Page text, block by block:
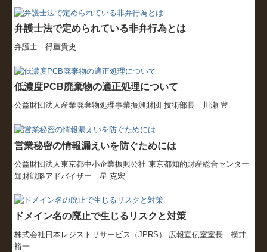
税務Q&A
個人情報保護方針
TKCシステムQ&A
弁護士法で定められている非弁行為とは
弁護士 得重貴史
低濃度PCB廃棄物の適正処理について
公益財団法人産業廃棄物処理事業振興財団 技術部長 川瀬 豊
営業秘密の情報漏えいを防ぐためには
公益財団法人東京都中小企業振興公社 東京都知的財産総合センター
知財戦略アドバイザー 星 克宏
ドメイン名の廃止で生じるリスクと対策
株式会社日本レジストリサービス（JPRS） 広報宣伝室室長 横井
裕一